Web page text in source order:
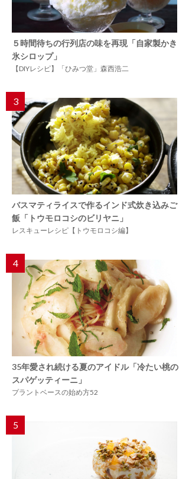
５時間待ちの行列店の味を再現「自家製かき
氷シロップ」
【DIYレシピ】「ひみつ堂」森西浩二
3
バスマティライスで作るインド式炊き込みご
飯「トウモロコシのビリヤニ」
レスキューレシピ【トウモロコシ編】
4
35年愛され続ける夏のアイドル「冷たい桃の
スパゲッティーニ」
プラントベースの始め方52
5